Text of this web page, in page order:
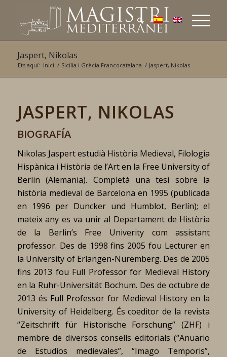
Jaspert, Nikolas
Ets aquí: Inici / Sicília i Grècia Francocatalana / Jaspert, Nikolas
JASPERT, NIKOLAS
BIOGRAFÍA
Nikolas Jaspert estudià Història Medieval, Filologia
Hispànica i Història de l’Art en la Free University of
Berlin (Alemania). Completà una tesi sobre la
història medieval de Barcelona en 1995 (publicada
en 1996 per Duncker und Humblot, Berlín); el
mateix any es va unir al Departament de Història
de la Berlin’s Free Univerity com assistant
professor. Des de 1998 fins 2005 fou Lecturer en
la University of Erlangen-Nuremberg. Des de 2005
fins 2013 fou Full Professor for Medieval History
en la Ruhr-Universität Bochum. Des de octubre de
2013 és Full Professor for Medieval History en la
University of Heidelberg. És coeditor de la revista
“Zeitschrift für Historische Forschung” (ZHF) i
membre de diversos consells editorials (“Anuario
de Estudios medievales”, “Imago Temporis”,